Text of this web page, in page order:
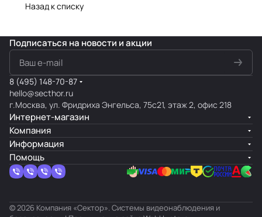
Назад к списку
Подписаться на новости и акции
8 (495) 148-70-87
hello@secthor.ru
г.Москва, ул. Фридриха Энгельса, 75с21, этаж 2, офис 218
Интернет-магазин
Компания
Информация
Помощь
© 2026 Компания «Сектор». Системы видеонаблюдения и